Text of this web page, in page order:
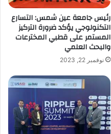
رئيس جامعة عين شمس: التسارع
التكنولوجي يؤكد ضرورة التركيز
المستمر على قطبي المخترعات
والبحث العلمي
نوفمبر 22, 2023